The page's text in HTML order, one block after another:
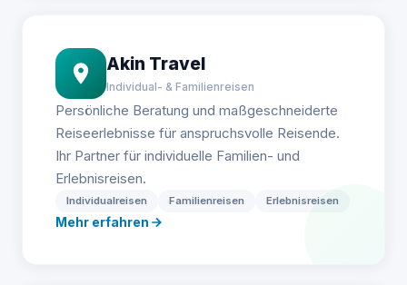
Akin Travel
Individual- & Familienreisen
Persönliche Beratung und maßgeschneiderte
Reiseerlebnisse für anspruchsvolle Reisende.
Ihr Partner für individuelle Familien- und
Erlebnisreisen.
Individualreisen Familienreisen Erlebnisreisen
Mehr erfahren